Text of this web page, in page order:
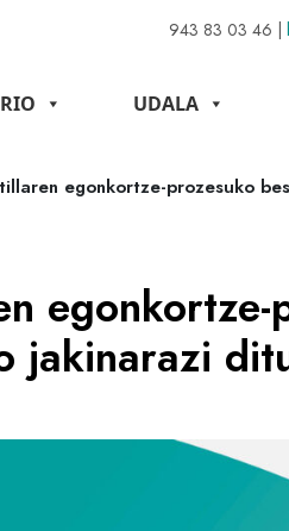
943 83 03 46 |
UDALA
egonkortze-prozesuko
egonkortze-
jakinarazi